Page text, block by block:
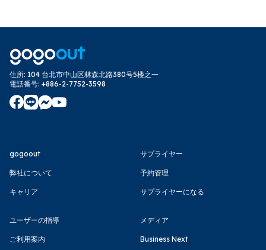
住所: 104 台北市中山区林森北路380号5楼之一
電話番号: +886-2-7752-3598
gogoout
弊社について
キャリア
サプライヤー
予約管理
サプライヤーになる
ユーザーの指導
ご利用案内
メディア
Business Next